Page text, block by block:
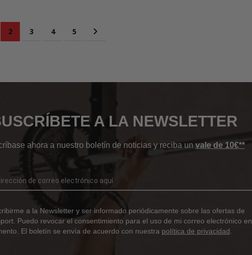
Actualmente estás leyendo página
2 Página
3 Página
4 Página
5 Página
Siguiente
A LA NEWSLETTER
ahora a nuestro boletín de noticias y reciba un vale de 10€**
a la Newsletter y ser informado periódicamente sobre las ofertas de
Puedo revocar el consentimiento para el uso de mi correo electrónico en
El boletín se envía de acuerdo con nuestra política de privacidad